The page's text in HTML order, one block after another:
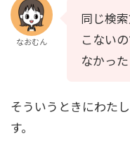
なおむん
同じ検
こない
なかった
そういうときにわた
す。